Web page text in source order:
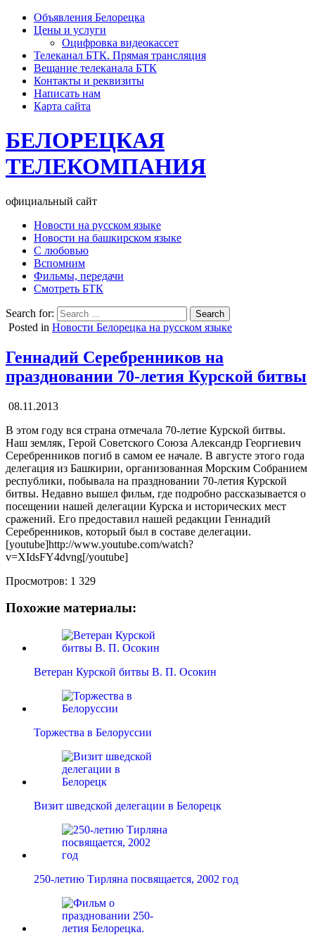
Объявления Белорецка
Цены и услуги
Оцифровка видеокассет
Телеканал БТК. Прямая трансляция
Вещание телеканала БТК
Контакты и реквизиты
Написать нам
Карта сайта
БЕЛОРЕЦКАЯ
ТЕЛЕКОМПАНИЯ
официальный сайт
Новости на русском языке
Новости на башкирском языке
С любовью
Вспомним
Фильмы, передачи
Смотреть БТК
Search for:
Posted in Новости Белорецка на русском языке
Геннадий Серебренников на
праздновании 70-летия Курской битвы
08.11.2013
В этом году вся страна отмечала 70-летие Курской битвы.
Наш земляк, Герой Советского Союза Александр Георгиевич
Серебренников погиб в самом ее начале. В августе этого года
делегация из Башкирии, организованная Морским Собранием
республики, побывала на праздновании 70-летия Курской
битвы. Недавно вышел фильм, где подробно рассказывается о
посещении нашей делегации Курска и исторических мест
сражений. Его предоставил нашей редакции Геннадий
Серебренников, который был в составе делегации.
[youtube]http://www.youtube.com/watch?
v=XIdsFY4dvng[/youtube]
Просмотров: 1 329
Похожие материалы:
Ветеран Курской битвы В. П. Осокин
Торжества в Белоруссии
Визит шведской делегации в Белорецк
250-летию Тирляна посвящается, 2002 год